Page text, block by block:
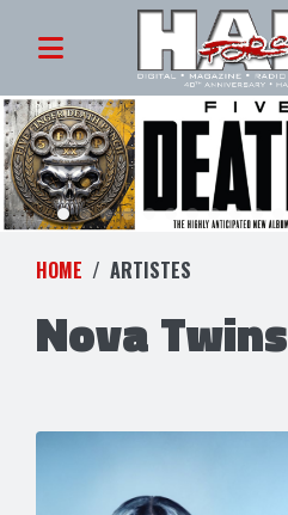
HOME ARTISTES
Nova Twins